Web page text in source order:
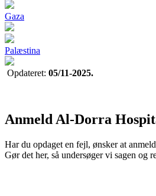
Gaza
Palæstina
Opdateret: 05/11-2025.
Anmeld Al-Dorra
Har du opdaget en fejl, ønsker at
Gør det her, så undersøger vi sagen og